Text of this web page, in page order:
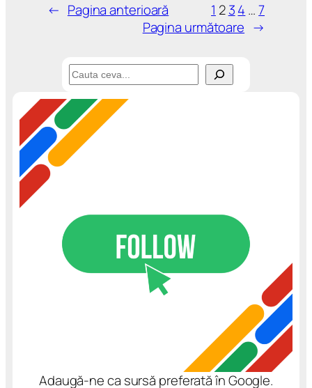
← Pagina anterioară 1 2 34 …7
Pagina următoare →
a
Adaugă-ne ca sursă preferată în Google.